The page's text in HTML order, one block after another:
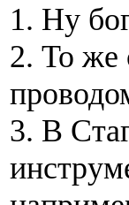
1. Ну
2. То же
3. В